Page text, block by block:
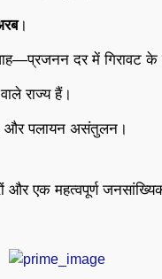
।
दर में गिरावट
राज्य हैं।
और पलायन असंतुलन।
एक महत्वपूर्ण